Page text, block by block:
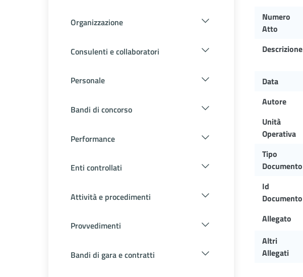
Organizzazione
Consulenti e collaboratori
Personale
Bandi di concorso
Performance
Enti controllati
Attività e procedimenti
Provvedimenti
Bandi di gara e contratti
Numero
Atto
Descrizione
Data
Autore
Unità
Operativa
Tipo
Documento
Id
Documento
Allegato
Altri
Allegati